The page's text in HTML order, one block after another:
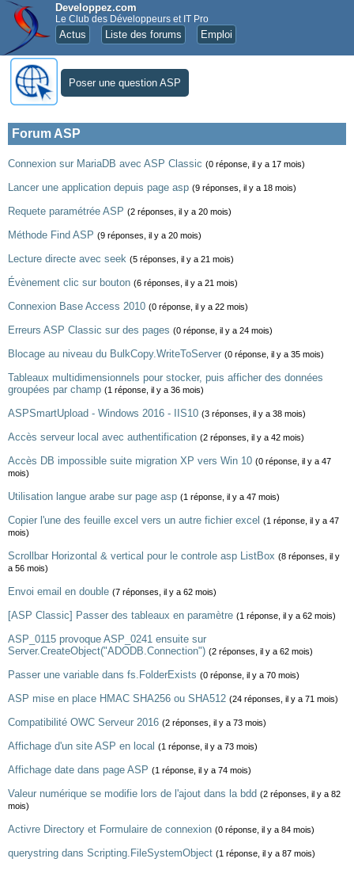
Developpez.com
Le Club des Développeurs et IT Pro
Actus Liste des forums Emploi
Poser une question ASP
Forum ASP
Connexion sur MariaDB avec ASP Classic (0 réponse, il y a 17 mois)
Lancer une application depuis page asp (9 réponses, il y a 18 mois)
Requete paramétrée ASP (2 réponses, il y a 20 mois)
Méthode Find ASP (9 réponses, il y a 20 mois)
Lecture directe avec seek (5 réponses, il y a 21 mois)
Évènement clic sur bouton (6 réponses, il y a 21 mois)
Connexion Base Access 2010 (0 réponse, il y a 22 mois)
Erreurs ASP Classic sur des pages (0 réponse, il y a 24 mois)
Blocage au niveau du BulkCopy.WriteToServer (0 réponse, il y a 35 mois)
Tableaux multidimensionnels pour stocker, puis afficher des données
groupées par champ (1 réponse, il y a 36 mois)
ASPSmartUpload - Windows 2016 - IIS10 (3 réponses, il y a 38 mois)
Accès serveur local avec authentification (2 réponses, il y a 42 mois)
Accès DB impossible suite migration XP vers Win 10 (0 réponse, il y a 47
mois)
Utilisation langue arabe sur page asp (1 réponse, il y a 47 mois)
Copier l'une des feuille excel vers un autre fichier excel (1 réponse, il y a 47
mois)
Scrollbar Horizontal & vertical pour le controle asp ListBox (8 réponses, il y
a 56 mois)
Envoi email en double (7 réponses, il y a 62 mois)
[ASP Classic] Passer des tableaux en paramètre (1 réponse, il y a 62 mois)
ASP_0115 provoque ASP_0241 ensuite sur
Server.CreateObject("ADODB.Connection") (2 réponses, il y a 62 mois)
Passer une variable dans fs.FolderExists (0 réponse, il y a 70 mois)
ASP mise en place HMAC SHA256 ou SHA512 (24 réponses, il y a 71 mois)
Compatibilité OWC Serveur 2016 (2 réponses, il y a 73 mois)
Affichage d'un site ASP en local (1 réponse, il y a 73 mois)
Affichage date dans page ASP (1 réponse, il y a 74 mois)
Valeur numérique se modifie lors de l'ajout dans la bdd (2 réponses, il y a 82
mois)
Activre Directory et Formulaire de connexion (0 réponse, il y a 84 mois)
querystring dans Scripting.FileSystemObject (1 réponse, il y a 87 mois)